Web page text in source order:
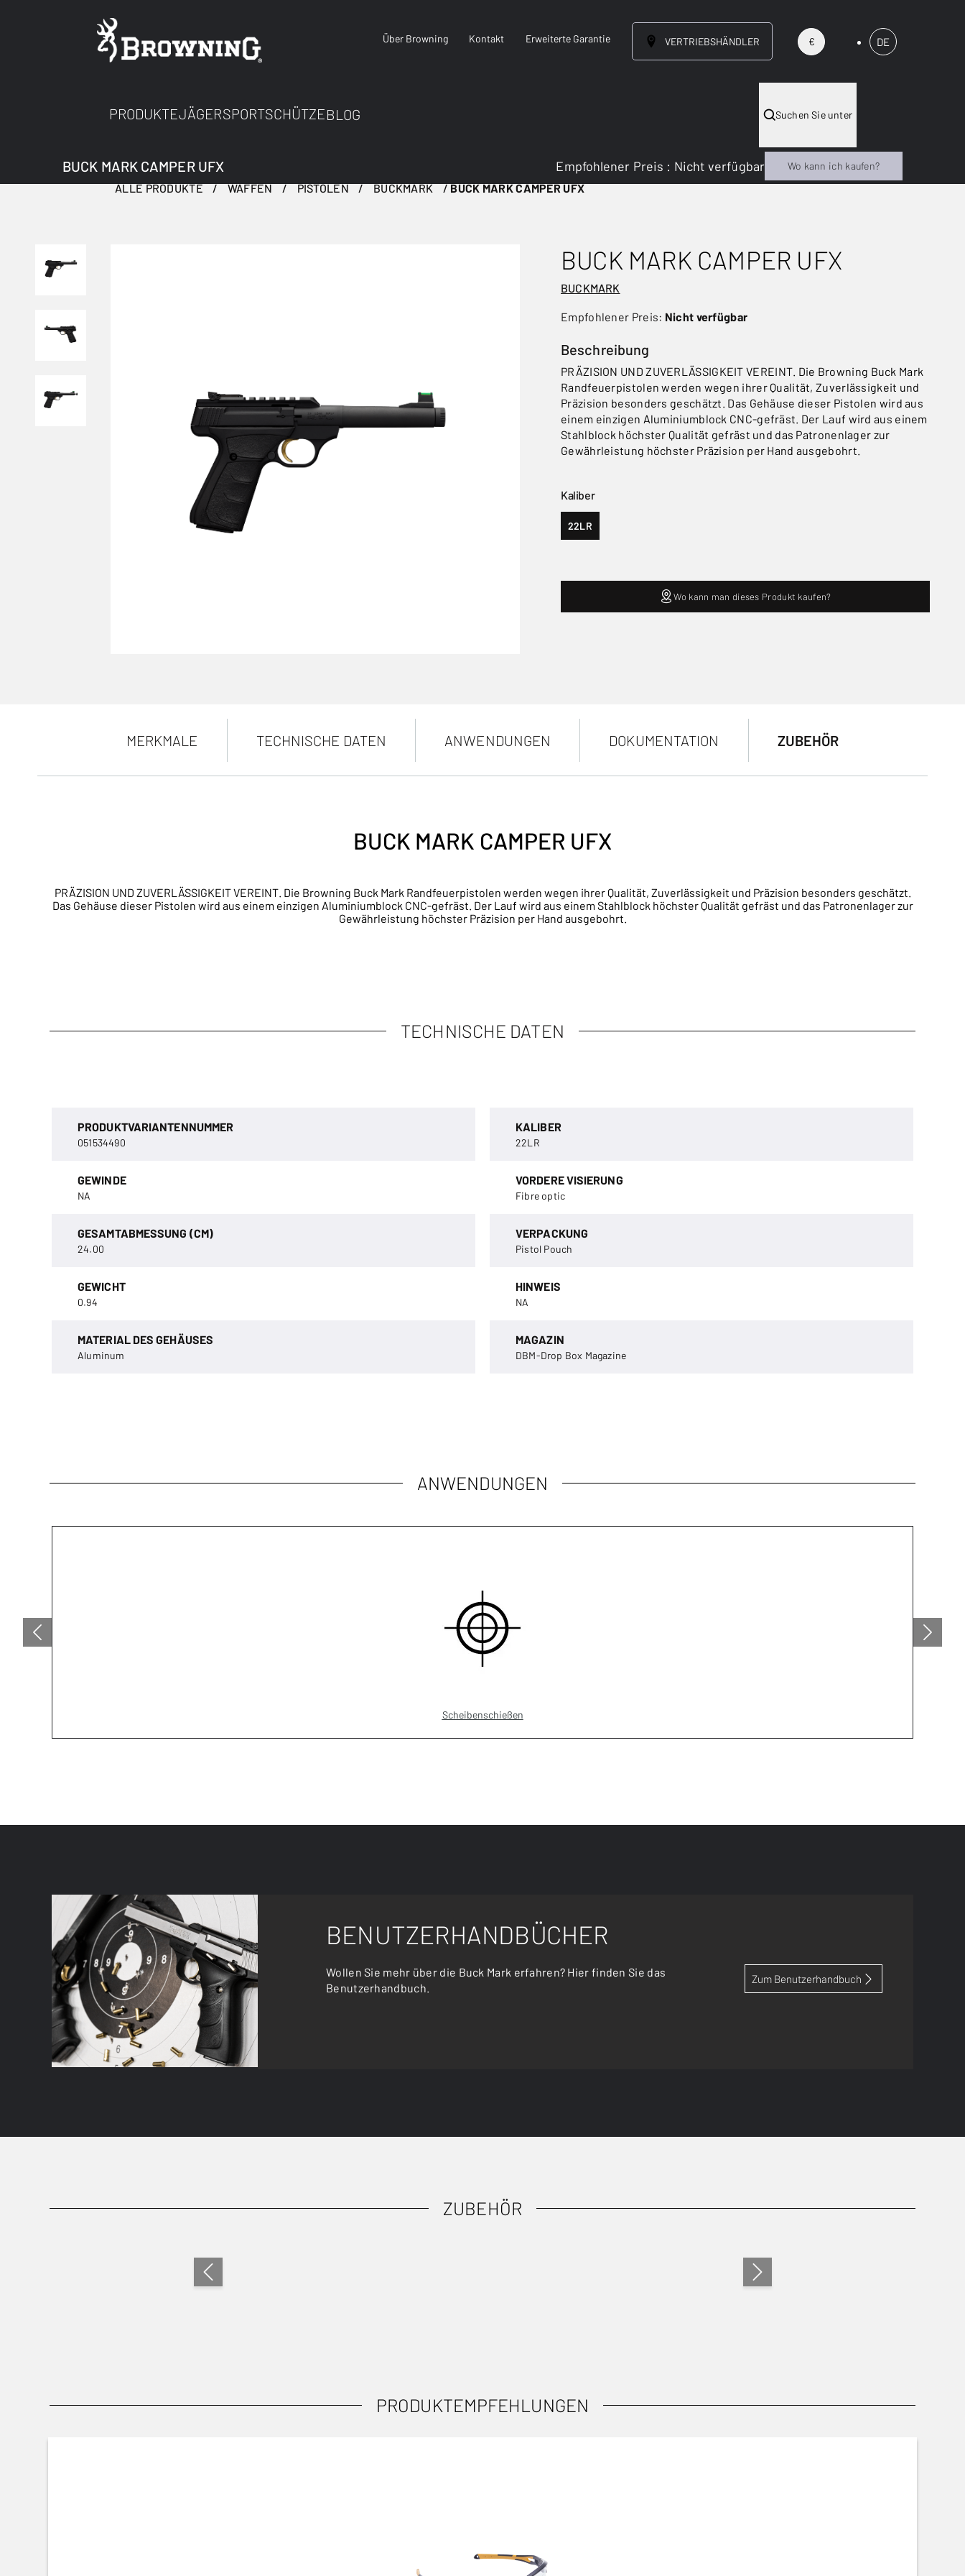
Über Browning Kontakt Erweiterte Garantie VERTRIEBSHÄNDLER € DE
PRODUKTEJÄGERSPORTSCHÜTZEBLOG Suchen Sie unter
ALLE PRODUKTE WAFFEN PISTOLEN BUCKMARK BUCK MARK CAMPER UFX
BUCK MARK CAMPER UFX
BUCKMARK
Empfohlener Preis: Nicht verfügbar
Beschreibung
PRÄZISION UND ZUVERLÄSSIGKEIT VEREINT. Die Browning Buck Mark
Randfeuerpistolen werden wegen ihrer Qualität, Zuverlässigkeit und
Präzision besonders geschätzt. Das Gehäuse dieser Pistolen wird aus
einem einzigen Aluminiumblock CNC-gefräst. Der Lauf wird aus einem
Stahlblock höchster Qualität gefräst und das Patronenlager zur
Gewährleistung höchster Präzision per Hand ausgebohrt.
Kaliber
22LR
BUCK MARK CAMPER UFX Empfohlener Preis : Nicht verfügbar Wo kann ich kaufen?
Wo kann man dieses Produkt kaufen?
MERKMALE TECHNISCHE DATEN ANWENDUNGEN DOKUMENTATION ZUBEHÖR
BUCK MARK CAMPER UFX
PRÄZISION UND ZUVERLÄSSIGKEIT VEREINT. Die Browning Buck Mark Randfeuerpistolen werden wegen ihrer Qualität, Zuverlässigkeit und Präzision besonders geschätzt.
Das Gehäuse dieser Pistolen wird aus einem einzigen Aluminiumblock CNC-gefräst. Der Lauf wird aus einem Stahlblock höchster Qualität gefräst und das Patronenlager zur
Gewährleistung höchster Präzision per Hand ausgebohrt.
TECHNISCHE DATEN
PRODUKTVARIANTENNUMMER
051534490
KALIBER
22LR
GEWINDE
NA
VORDERE VISIERUNG
Fibre optic
GESAMTABMESSUNG (CM)
24.00
VERPACKUNG
Pistol Pouch
GEWICHT
0.94
HINWEIS
NA
MATERIAL DES GEHÄUSES
Aluminum
MAGAZIN
DBM-Drop Box Magazine
ANWENDUNGEN
Scheibenschießen
BENUTZERHANDBÜCHER
Wollen Sie mehr über die Buck Mark erfahren? Hier finden Sie das
Benutzerhandbuch.
Zum Benutzerhandbuch
ZUBEHÖR
PRODUKTEMPFEHLUNGEN